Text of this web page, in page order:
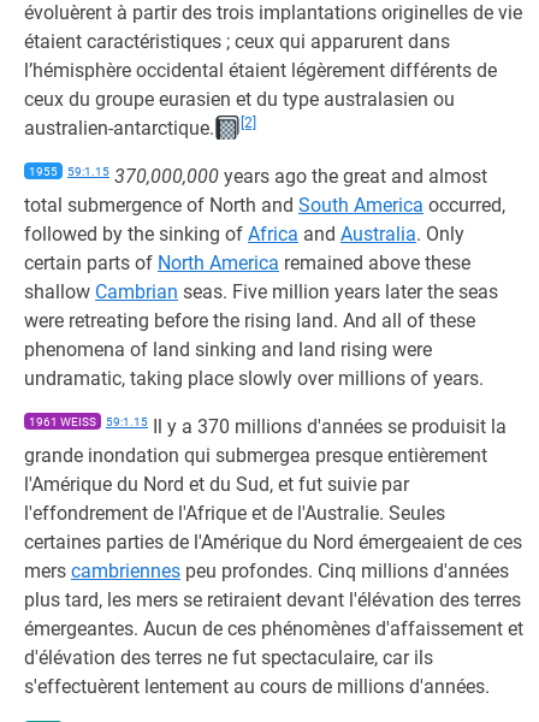
évoluèrent à partir des trois implantations originelles de vie
étaient caractéristiques ; ceux qui apparurent dans
l’hémisphère occidental étaient légèrement différents de
ceux du groupe eurasien et du type australasien ou
australien-antarctique.
[2]
1955 59:1.15 370,000,000 years ago the great and almost
total submergence of North and South America occurred,
followed by the sinking of Africa and Australia. Only
certain parts of North America remained above these
shallow Cambrian seas. Five million years later the seas
were retreating before the rising land. And all of these
phenomena of land sinking and land rising were
undramatic, taking place slowly over millions of years.
1961 WEISS 59:1.15 Il y a 370 millions d'années se produisit la
grande inondation qui submergea presque entièrement
l'Amérique du Nord et du Sud, et fut suivie par
l'effondrement de l'Afrique et de l'Australie. Seules
certaines parties de l'Amérique du Nord émergeaient de ces
mers cambriennes peu profondes. Cinq millions d'années
plus tard, les mers se retiraient devant l'élévation des terres
émergeantes. Aucun de ces phénomènes d'affaissement et
d'élévation des terres ne fut spectaculaire, car ils
s'effectuèrent lentement au cours de millions d'années.